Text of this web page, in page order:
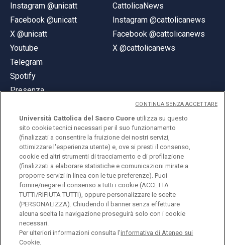
Instagram @unicatt
Facebook @unicatt
X @unicatt
Youtube
Telegram
Spotify
Presenza
CattolicaNews
Instagram @cattolicanews
Facebook @cattolicanews
X @cattolicanews
© Università Cattolica del Sacro Cuore
Largo A. Gemelli 1, 20123 Milano
PI 02133120150
ENGLISH
Università Cattolica del Sacro Cuore utilizza su questo
sito cookie tecnici necessari per il suo funzionamento
(finalizzati a consentire la fruizione dei nostri servizi,
ottimizzare l'esperienza utente) e, ove si presti il consenso,
cookie ed altri strumenti di tracciamento e di profilazione
(finalizzati a elaborare statistiche e comunicazioni mirate a
proporre servizi in linea con le tue preferenze). Puoi
fornire/negare il consenso a tutti i cookie (ACCETTA
TUTTI/RIFIUTA TUTTI), oppure personalizzare le scelte
(PERSONALIZZA). Chiudendo il banner senza effettuare
alcuna scelta la navigazione proseguirà solo con i cookie
necessari.
Per ulteriori informazioni consulta l'informativa di Ateneo sui
Cookie.
CONTINUA SENZA ACCETTARE